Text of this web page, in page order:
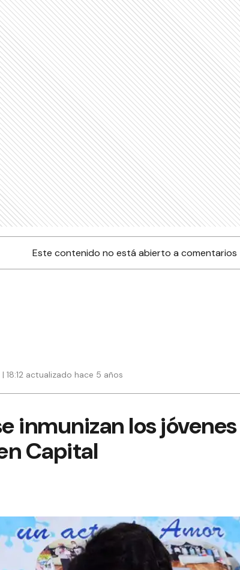
Este contenido no está abierto a comentarios
18:12 actualizado hace 5 años
inmunizan los
Capital